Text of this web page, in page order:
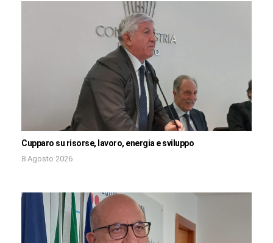
Cupparo su risorse, lavoro, energia e sviluppo
8 Agosto 2026